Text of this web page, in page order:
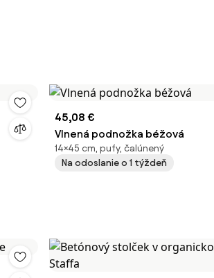
45,08 €
Vlnená podnožka béžová
14×45 cm, pufy, čalúnený
Na odoslanie o 1 týždeň